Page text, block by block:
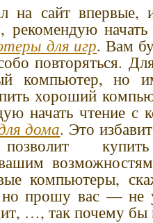
на сайт впервые,
рекомендую
для игр. Вам
повторяться.
компьютер, но
хороший
начать чтение с
дома. Это
компьютеры,
прошу вас — не
…, так почему бы